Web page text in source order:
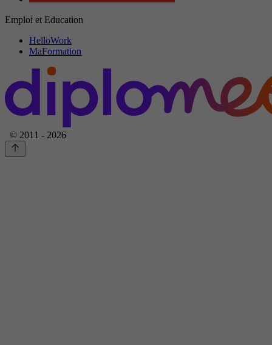
Emploi et Education
HelloWork
MaFormation
© 2011 - 2026